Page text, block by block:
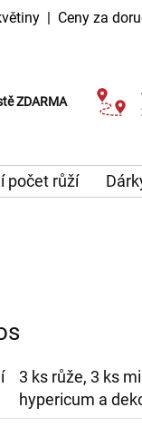
| Ceny za
ZDARMA
doručení
počet růží
3 ks růže, 3 ks
hypericum a